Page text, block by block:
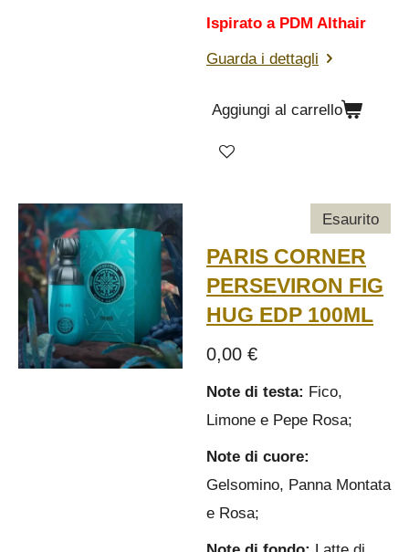
Ispirato a PDM Althair
Guarda i dettagli
Aggiungi al carrello
Esaurito
PARIS CORNER
PERSEVIRON FIG
HUG EDP 100ML
0,00 €
Note di testa: Fico,
Limone e Pepe Rosa;
Note di cuore:
Gelsomino, Panna Montata
e Rosa;